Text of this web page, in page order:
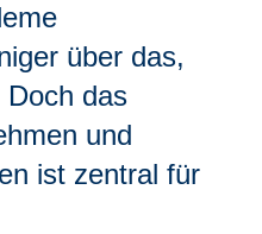
über das,
das
und
ist zentral für